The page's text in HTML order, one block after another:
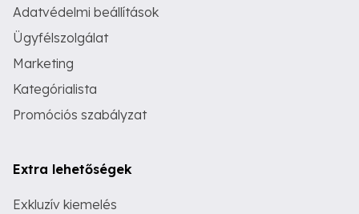
Adatvédelmi beállítások
Ügyfélszolgálat
Marketing
Kategórialista
Promóciós szabályzat
Extra lehetőségek
Exkluzív kiemelés